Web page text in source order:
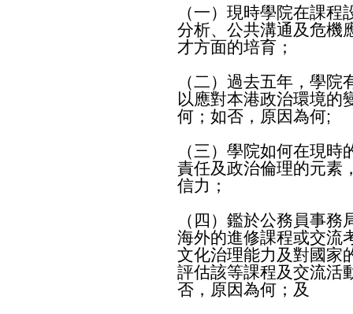
（一）現時學院在課
分析、公共溝通及危機
才方面的培育；
（二）過去五年，學
以應對本港政治環境的
何；如否，原因為何;
（三）學院如何在現
責任及政治倫理的元素
信力；
（四）鑑於公務員事
海外的進修課程或交流
文化治理能力及對國家
評估該等課程及交流活
否，原因為何；及